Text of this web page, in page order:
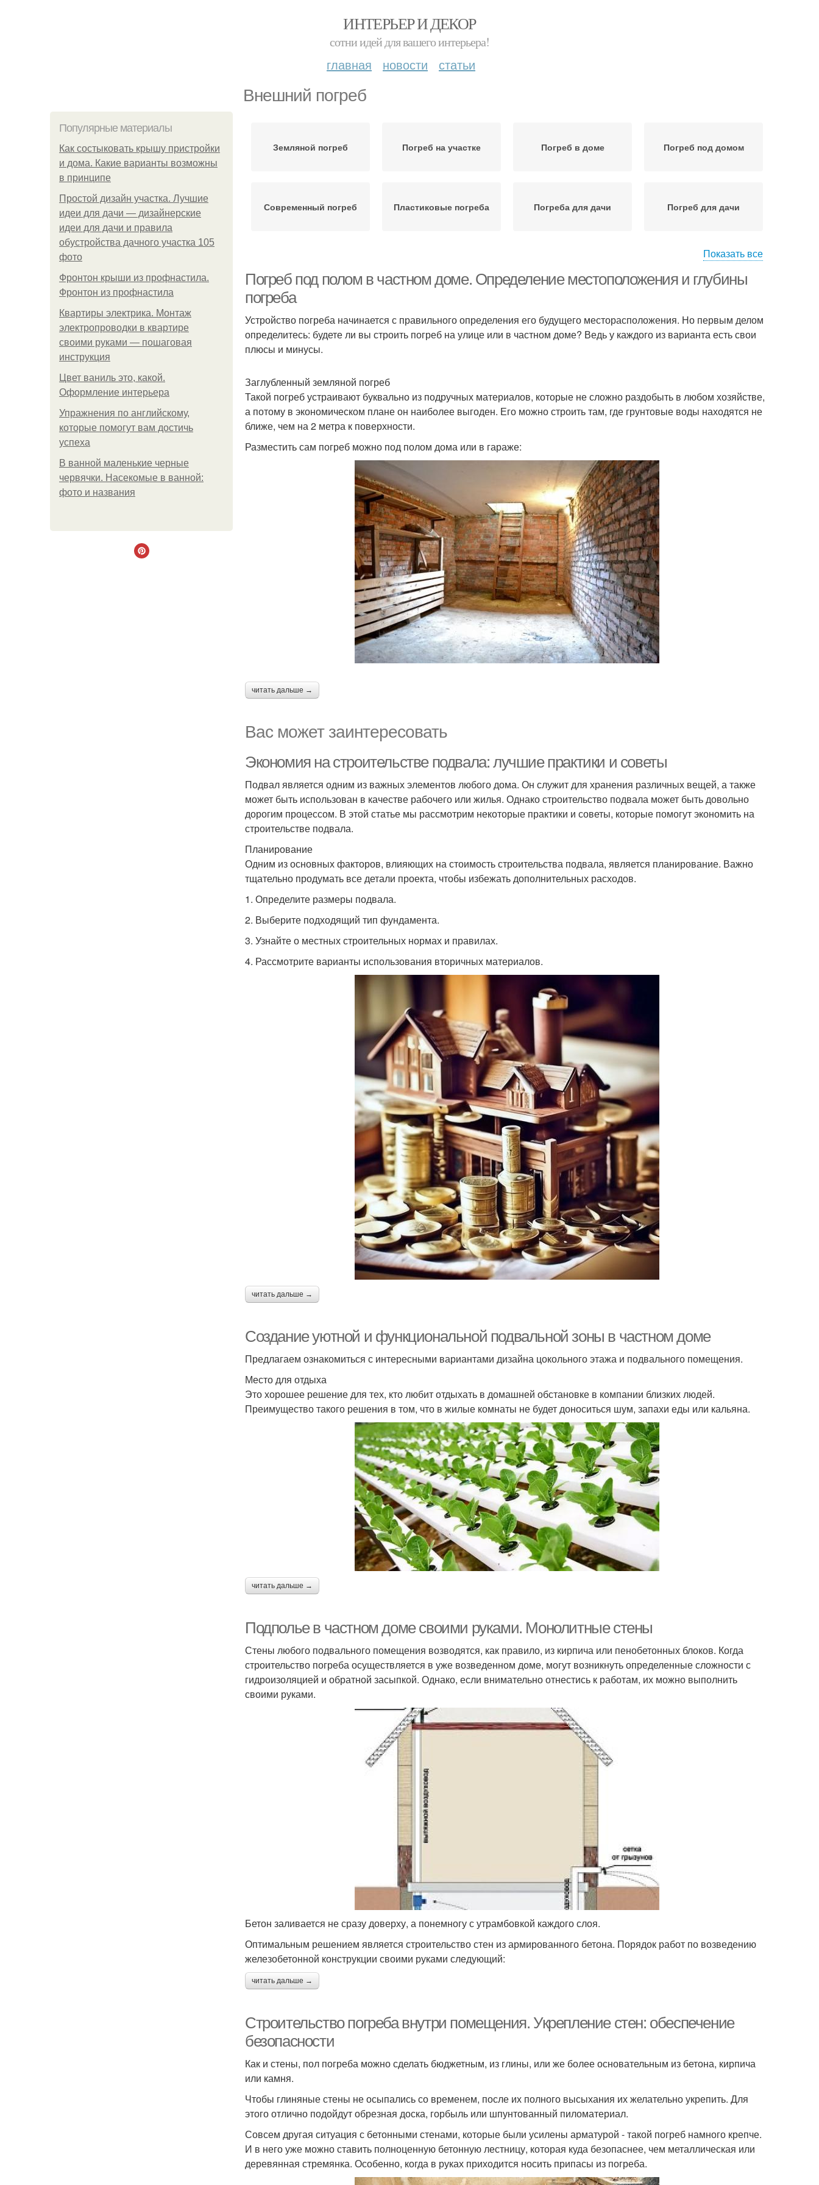
ИНТЕРЬЕР И ДЕКОР
сотни идей для вашего интерьера!
главная новости статьи
Внешний погреб
Популярные материалы
Как состыковать крышу пристройки
и дома. Какие варианты возможны
в принципе
Простой дизайн участка. Лучшие
идеи для дачи — дизайнерские
идеи для дачи и правила
обустройства дачного участка 105
фото
Фронтон крыши из профнастила.
Фронтон из профнастила
Квартиры электрика. Монтаж
электропроводки в квартире
своими руками — пошаговая
инструкция
Цвет ваниль это, какой.
Оформление интерьера
Упражнения по английскому,
которые помогут вам достичь
успеха
В ванной маленькие черные
червячки. Насекомые в ванной:
фото и названия
Земляной погреб Погреб на участке Погреб в доме Погреб под домом
Современный погреб Пластиковые погреба Погреба для дачи Погреб для дачи
Показать все
Погреб под полом в частном доме. Определение местоположения и глубины
погреба
Устройство погреба начинается с правильного определения его будущего месторасположения. Но первым делом
определитесь: будете ли вы строить погреб на улице или в частном доме? Ведь у каждого из варианта есть свои
плюсы и минусы.
Заглубленный земляной погреб
Такой погреб устраивают буквально из подручных материалов, которые не сложно раздобыть в любом хозяйстве,
а потому в экономическом плане он наиболее выгоден. Его можно строить там, где грунтовые воды находятся не
ближе, чем на 2 метра к поверхности.
Разместить сам погреб можно под полом дома или в гараже:
читать дальше →
Вас может заинтересовать
Экономия на строительстве подвала: лучшие практики и советы
Подвал является одним из важных элементов любого дома. Он служит для хранения различных вещей, а также
может быть использован в качестве рабочего или жилья. Однако строительство подвала может быть довольно
дорогим процессом. В этой статье мы рассмотрим некоторые практики и советы, которые помогут экономить на
строительстве подвала.
Планирование
Одним из основных факторов, влияющих на стоимость строительства подвала, является планирование. Важно
тщательно продумать все детали проекта, чтобы избежать дополнительных расходов.
1. Определите размеры подвала.
2. Выберите подходящий тип фундамента.
3. Узнайте о местных строительных нормах и правилах.
4. Рассмотрите варианты использования вторичных материалов.
читать дальше →
Создание уютной и функциональной подвальной зоны в частном доме
Предлагаем ознакомиться с интересными вариантами дизайна цокольного этажа и подвального помещения.
Место для отдыха
Это хорошее решение для тех, кто любит отдыхать в домашней обстановке в компании близких людей.
Преимущество такого решения в том, что в жилые комнаты не будет доноситься шум, запахи еды или кальяна.
читать дальше →
Подполье в частном доме своими руками. Монолитные стены
Стены любого подвального помещения возводятся, как правило, из кирпича или пенобетонных блоков. Когда
строительство погреба осуществляется в уже возведенном доме, могут возникнуть определенные сложности с
гидроизоляцией и обратной засыпкой. Однако, если внимательно отнестись к работам, их можно выполнить
своими руками.
Бетон заливается не сразу доверху, а понемногу с утрамбовкой каждого слоя.
Оптимальным решением является строительство стен из армированного бетона. Порядок работ по возведению
железобетонной конструкции своими руками следующий:
читать дальше →
Строительство погреба внутри помещения. Укрепление стен: обеспечение
безопасности
Как и стены, пол погреба можно сделать бюджетным, из глины, или же более основательным из бетона, кирпича
или камня.
Чтобы глиняные стены не осыпались со временем, после их полного высыхания их желательно укрепить. Для
этого отлично подойдут обрезная доска, горбыль или шпунтованный пиломатериал.
Совсем другая ситуация с бетонными стенами, которые были усилены арматурой - такой погреб намного крепче.
И в него уже можно ставить полноценную бетонную лестницу, которая куда безопаснее, чем металлическая или
деревянная стремянка. Особенно, когда в руках приходится носить припасы из погреба.